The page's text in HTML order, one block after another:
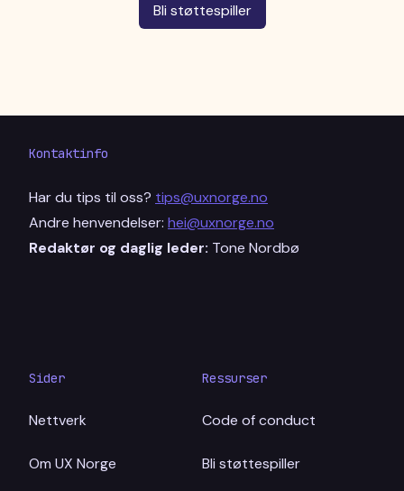
Bli støttespiller
Kontaktinfo
Har du tips til oss? tips@uxnorge.no
Andre henvendelser: hei@uxnorge.no
Redaktør og daglig leder: Tone Nordbø
Sider
Nettverk
Om UX Norge
Ressurser
Code of conduct
Bli støttespiller